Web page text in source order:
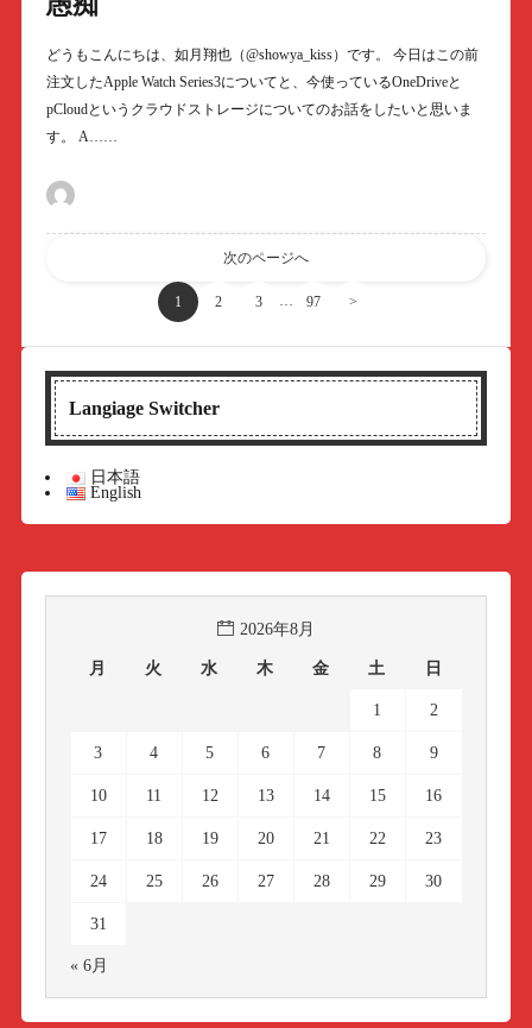
どうもこんにちは、如月翔也（@showya_kiss）です。 今日はこの前
注文したApple Watch Series3についてと、今使っているOneDriveと
pCloudというクラウドストレージについてのお話をしたいと思いま
す。 A……
次のページへ
1 2 3 … 97 >
Langiage Switcher
日本語
English
2026年8月
月 火 水 木 金 土 日
1 2
3 4 5 6 7 8 9
10 11 12 13 14 15 16
17 18 19 20 21 22 23
24 25 26 27 28 29 30
31
« 6月